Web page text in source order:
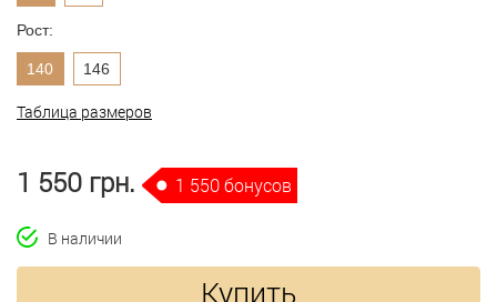
Рост:
140 146
Таблица размеров
1 550 грн. 1 550 бонусов
В наличии
Купить